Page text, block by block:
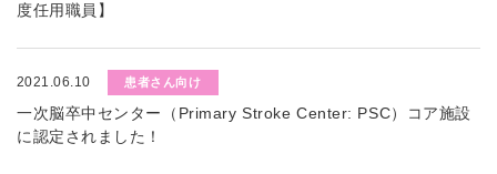
度任用職員】
2021.06.10 患者さん向け
一次脳卒中センター（Primary Stroke Center: PSC）コア施設
に認定されました！